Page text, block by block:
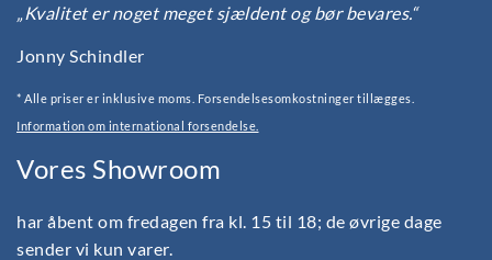
„Kvalitet er noget meget sjældent og bør bevares.“
Jonny Schindler
* Alle priser er inklusive moms. Forsendelsesomkostninger tillægges.
Information om international forsendelse.
Vores Showroom
har åbent om fredagen fra kl. 15 til 18; de øvrige dage
sender vi kun varer.